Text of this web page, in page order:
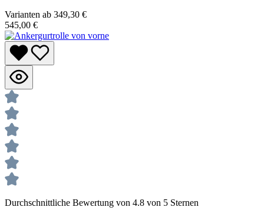
Varianten ab 349,30 €
545,00 €
Durchschnittliche Bewertung von 4.8 von 5 Sternen